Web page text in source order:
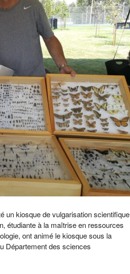
un kiosque de vulgarisation scientifique
étudiante à la maîtrise en ressources
ont animé le kiosque sous la
Département des sciences